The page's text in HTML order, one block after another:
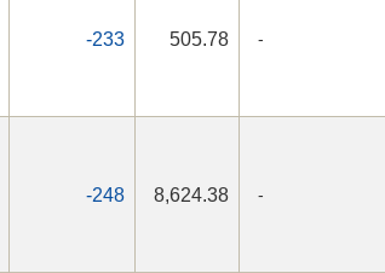
-233 505.78 -
-248 8,624.38 -